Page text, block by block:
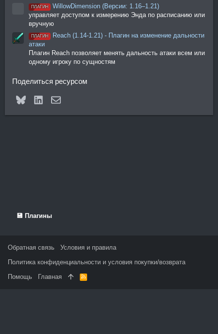
Иконка ресурса
ПЛАГИН
WillowDimension (Версии: 1.16–1.21)
управляет доступом к измерению Энда по расписанию или
вручную
ПЛАГИН
Reach (1.14-1.21) - Плагин на изменение дальности
атаки
Плагин Reach позволяет менять дальность атаки всем или
одному игроку по сущностям
Поделиться ресурсом
BlueskyLinkedInЭлектронная почта
💾 Плагины
Обратная связь
Условия и правила
Политика конфиденциальности и условия покупки/возврата
Помощь
Главная
R